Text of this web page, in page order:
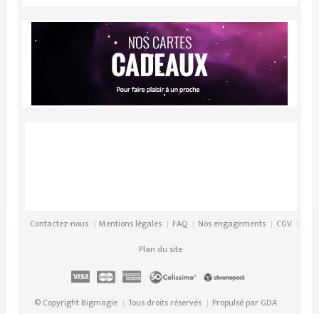
Contactez-nous Mentions légales FAQ Nos engagements
CGV
Plan du site
© Copyright Bigmagie Tous droits réservés Propulsé par GDA